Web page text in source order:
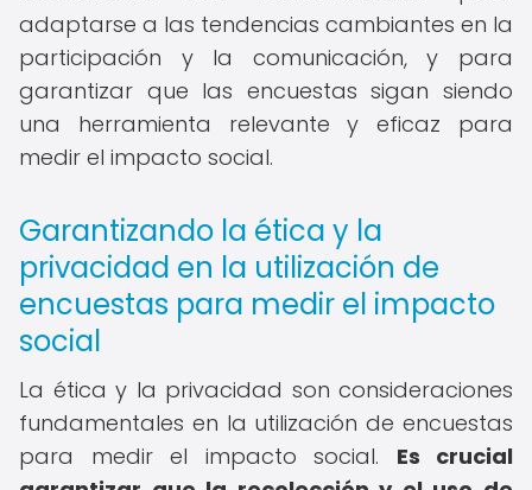
adaptarse a las tendencias cambiantes en la
participación y la comunicación, y para
garantizar que las encuestas sigan siendo
una herramienta relevante y eficaz para
medir el impacto social.
Garantizando la ética y la
privacidad en la utilización de
encuestas para medir el impacto
social
La ética y la privacidad son consideraciones
fundamentales en la utilización de encuestas
para medir el impacto social. Es crucial